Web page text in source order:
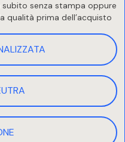
subito senza stampa oppure
qualità prima dell’acquisto